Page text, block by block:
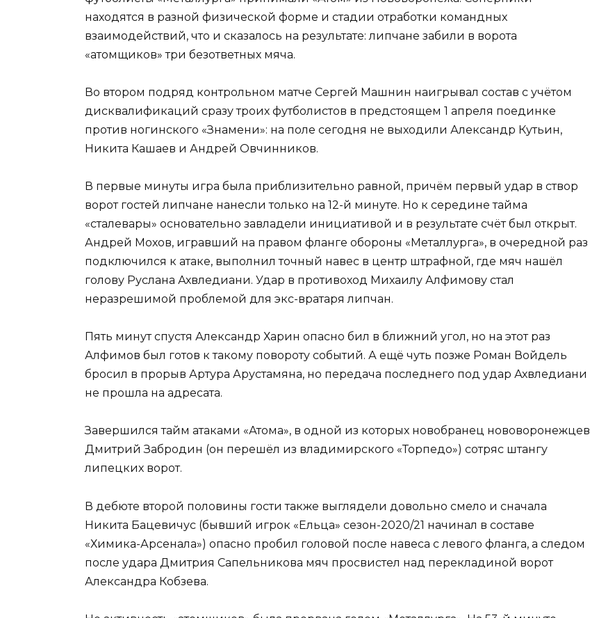
находятся в разной физической форме и стадии отработки командных
взаимодействий, что и сказалось на результате: липчане забили в ворота
«атомщиков» три безответных мяча.
Во втором подряд контрольном матче Сергей Машнин наигрывал состав с учётом
дисквалификаций сразу троих футболистов в предстоящем 1 апреля поединке
против ногинского «Знамени»: на поле сегодня не выходили Александр Кутьин,
Никита Кашаев и Андрей Овчинников.
В первые минуты игра была приблизительно равной, причём первый удар в створ
ворот гостей липчане нанесли только на 12-й минуте. Но к середине тайма
«сталевары» основательно завладели инициативой и в результате счёт был открыт.
Андрей Мохов, игравший на правом фланге обороны «Металлурга», в очередной раз
подключился к атаке, выполнил точный навес в центр штрафной, где мяч нашёл
голову Руслана Ахвледиани. Удар в противоход Михаилу Алфимову стал
неразрешимой проблемой для экс-вратаря липчан.
Пять минут спустя Александр Харин опасно бил в ближний угол, но на этот раз
Алфимов был готов к такому повороту событий. А ещё чуть позже Роман Войдель
бросил в прорыв Артура Арустамяна, но передача последнего под удар Ахвледиани
не прошла на адресата.
Завершился тайм атаками «Атома», в одной из которых новобранец нововоронежцев
Дмитрий Забродин (он перешёл из владимирского «Торпедо») сотряс штангу
липецких ворот.
В дебюте второй половины гости также выглядели довольно смело и сначала
Никита Бацевичус (бывший игрок «Ельца» сезон-2020/21 начинал в составе
«Химика-Арсенала») опасно пробил головой после навеса с левого фланга, а следом
после удара Дмитрия Сапельникова мяч просвистел над перекладиной ворот
Александра Кобзева.